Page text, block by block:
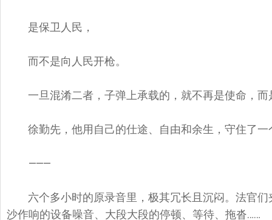
是保卫人民，
而不是向人民开枪。
一旦混淆二者，子弹上承载的，就不再是使命，
徐勤先，他用自己的仕途、自由和余生，守住了
⸻
六个多小时的原录音里，极其冗长且沉闷。法官
沙作响的设备噪音、大段大段的停顿、等待、拖沓……